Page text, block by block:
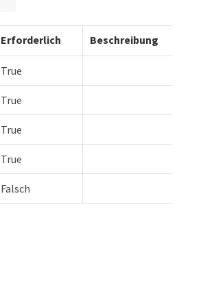
Erforderlich Beschreibung
True
True
True
True
Falsch